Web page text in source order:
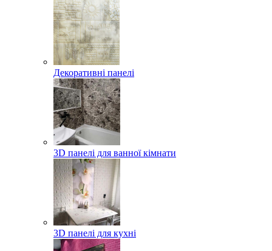
Декоративні панелі
3D панелі для ванної кімнати
3D панелі для кухні